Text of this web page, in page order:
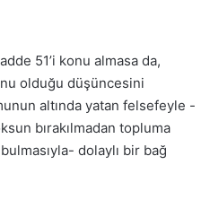
51’i konu almasa da,
olduğu düşüncesini
altında yatan felsefeyle -
bırakılmadan topluma
dolaylı bir bağ